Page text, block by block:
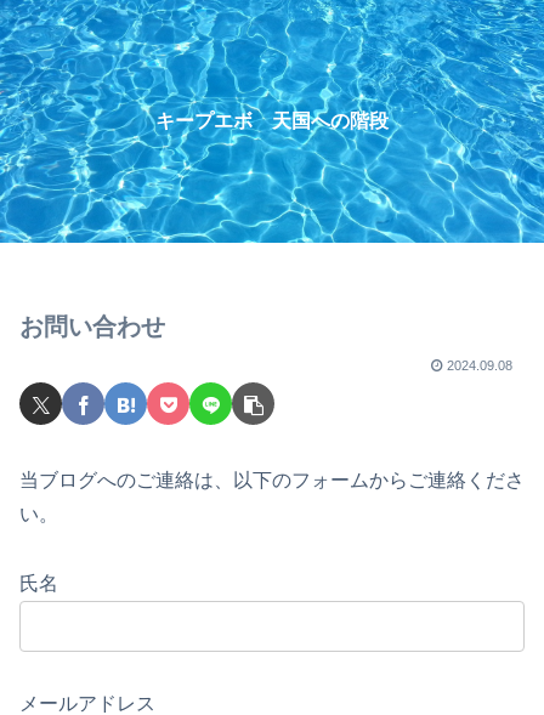
キープエボ 天国への階段
お問い合わせ
2024.09.08
当ブログへのご連絡は、以下のフォームからご連絡くださ
い。
氏名
メールアドレス